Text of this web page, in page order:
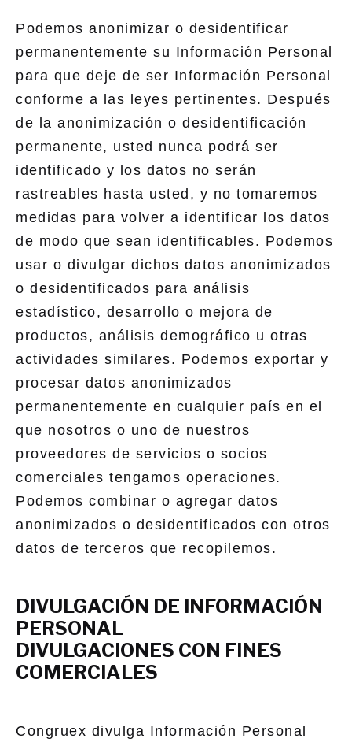
Podemos anonimizar o desidentificar
permanentemente su Información Personal
para que deje de ser Información Personal
conforme a las leyes pertinentes. Después
de la anonimización o desidentificación
permanente, usted nunca podrá ser
identificado y los datos no serán
rastreables hasta usted, y no tomaremos
medidas para volver a identificar los datos
de modo que sean identificables. Podemos
usar o divulgar dichos datos anonimizados
o desidentificados para análisis
estadístico, desarrollo o mejora de
productos, análisis demográfico u otras
actividades similares. Podemos exportar y
procesar datos anonimizados
permanentemente en cualquier país en el
que nosotros o uno de nuestros
proveedores de servicios o socios
comerciales tengamos operaciones.
Podemos combinar o agregar datos
anonimizados o desidentificados con otros
datos de terceros que recopilemos.
DIVULGACIÓN DE INFORMACIÓN
PERSONAL
DIVULGACIONES CON FINES
COMERCIALES
Congruex divulga Información Personal